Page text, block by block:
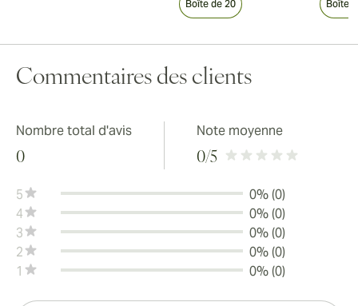
Boîte de 20 Boîte
Commentaires des clients
Nombre total d'avis
0
Note moyenne
0/5
5
0% (0)
4
0% (0)
3
0% (0)
2
0% (0)
1
0% (0)